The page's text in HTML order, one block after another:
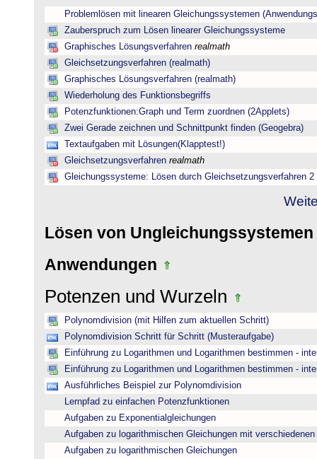
Problemlösen mit linearen Gleichungssystemen
Zauberspruch zum Lösen linearer Gleichungssysteme
Graphisches Lösungsverfahren realmath
Gleichsetzungsverfahren (realmath)
Graphisches Lösungsverfahren (realmath)
Wiederholung des Funktionsbegriffs
Potenzfunktionen:Graph und Term zuordnen (2Applets)
Zwei Gerade zeichnen und Schnittpunkt finden (Geogebra)
Textaufgaben mit Lösungen(Klapptest!)
Gleichsetzungsverfahren realmath
Gleichungssysteme: Lösen durch Gleichsetzungsverfahren 2
Lösen von Ungleichungssystemen
Anwendungen
Potenzen und Wurzeln
Polynomdivision (mit Hilfen zum aktuellen Schritt)
Polynomdivision Schritt für Schritt (Musteraufgabe)
Einführung zu Logarithmen und Logarithmen bestimmen -
Einführung zu Logarithmen und Logarithmen bestimmen -
Ausführliches Beispiel zur Polynomdivision
Lernpfad zu einfachen Potenzfunktionen
Aufgaben zu Exponentialgleichungen
Aufgaben zu logarithmischen Gleichungen mit verschiedenen
Aufgaben zu logarithmischen Gleichungen